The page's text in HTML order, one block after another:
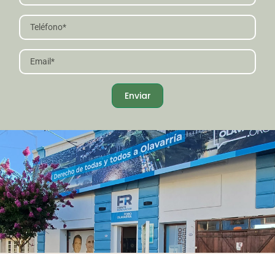
Enviar